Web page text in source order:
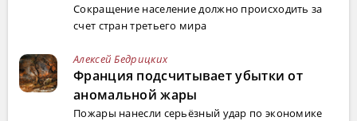
Сокращение население должно происходить за
счет стран третьего мира
Алексей Бедрицких
Франция подсчитывает убытки от
аномальной жары
Пожары нанесли серьёзный удар по экономике